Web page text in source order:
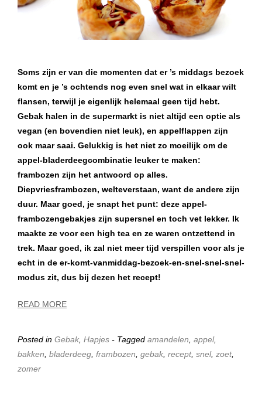
Soms zijn er van die momenten dat er ’s middags bezoek
komt en je ’s ochtends nog even snel wat in elkaar wilt
flansen, terwijl je eigenlijk helemaal geen tijd hebt.
Gebak halen in de supermarkt is niet altijd een optie als
vegan (en bovendien niet leuk), en appelflappen zijn
ook maar saai. Gelukkig is het niet zo moeilijk om de
appel-bladerdeegcombinatie leuker te maken:
frambozen zijn het antwoord op alles.
Diepvriesframbozen, welteverstaan, want de andere zijn
duur. Maar goed, je snapt het punt: deze appel-
frambozengebakjes zijn supersnel en toch vet lekker. Ik
maakte ze voor een high tea en ze waren ontzettend in
trek. Maar goed, ik zal niet meer tijd verspillen voor als je
echt in de er-komt-vanmiddag-bezoek-en-snel-snel-snel-
modus zit, dus bij dezen het recept!
READ MORE
Posted in Gebak Hapjes - Tagged amandelen appel,
bakken bladerdeeg frambozen gebak recept, snel, zoet,
zomer